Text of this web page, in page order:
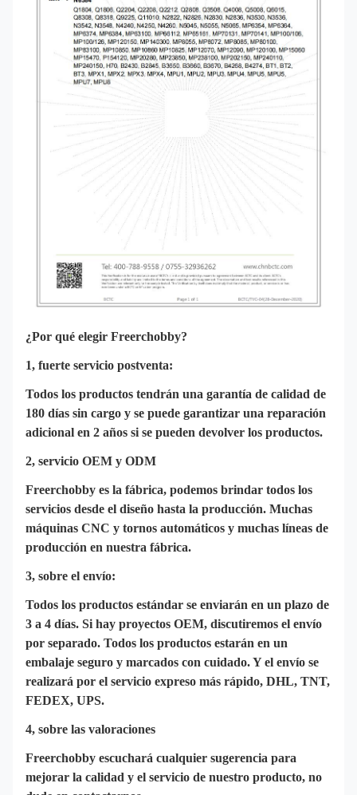
¿Por qué elegir Freerchobby?
1, fuerte servicio postventa:
Todos los productos tendrán una garantía de calidad de
180 días sin cargo y se puede garantizar una reparación
adicional en 2 años si se pueden devolver los productos.
2, servicio OEM y ODM
Freerchobby es la fábrica, podemos brindar todos los
servicios desde el diseño hasta la producción. Muchas
máquinas CNC y tornos automáticos y muchas líneas de
producción en nuestra fábrica.
3, sobre el envío:
Todos los productos estándar se enviarán en un plazo de
3 a 4 días. Si hay proyectos OEM, discutiremos el envío
por separado. Todos los productos estarán en un
embalaje seguro y marcados con cuidado. Y el envío se
realizará por el servicio expreso más rápido, DHL, TNT,
FEDEX, UPS.
4, sobre las valoraciones
Freerchobby escuchará cualquier sugerencia para
mejorar la calidad y el servicio de nuestro producto, no